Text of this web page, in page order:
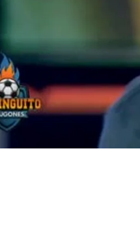
el chiringuito